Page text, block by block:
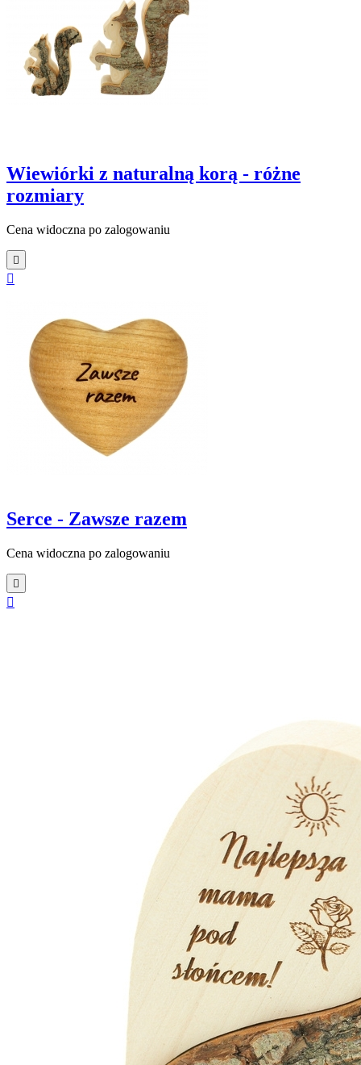
Wiewiórki z naturalną korą - różne
rozmiary
Cena widoczna po zalogowaniu


Serce - Zawsze razem
Cena widoczna po zalogowaniu

